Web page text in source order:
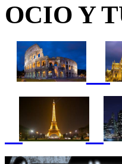
OCIO Y